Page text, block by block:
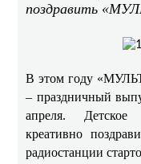
поздравить
В этом году «МУЛЬТ
– праздничный
апреля. Детское
креативно
радиостанции